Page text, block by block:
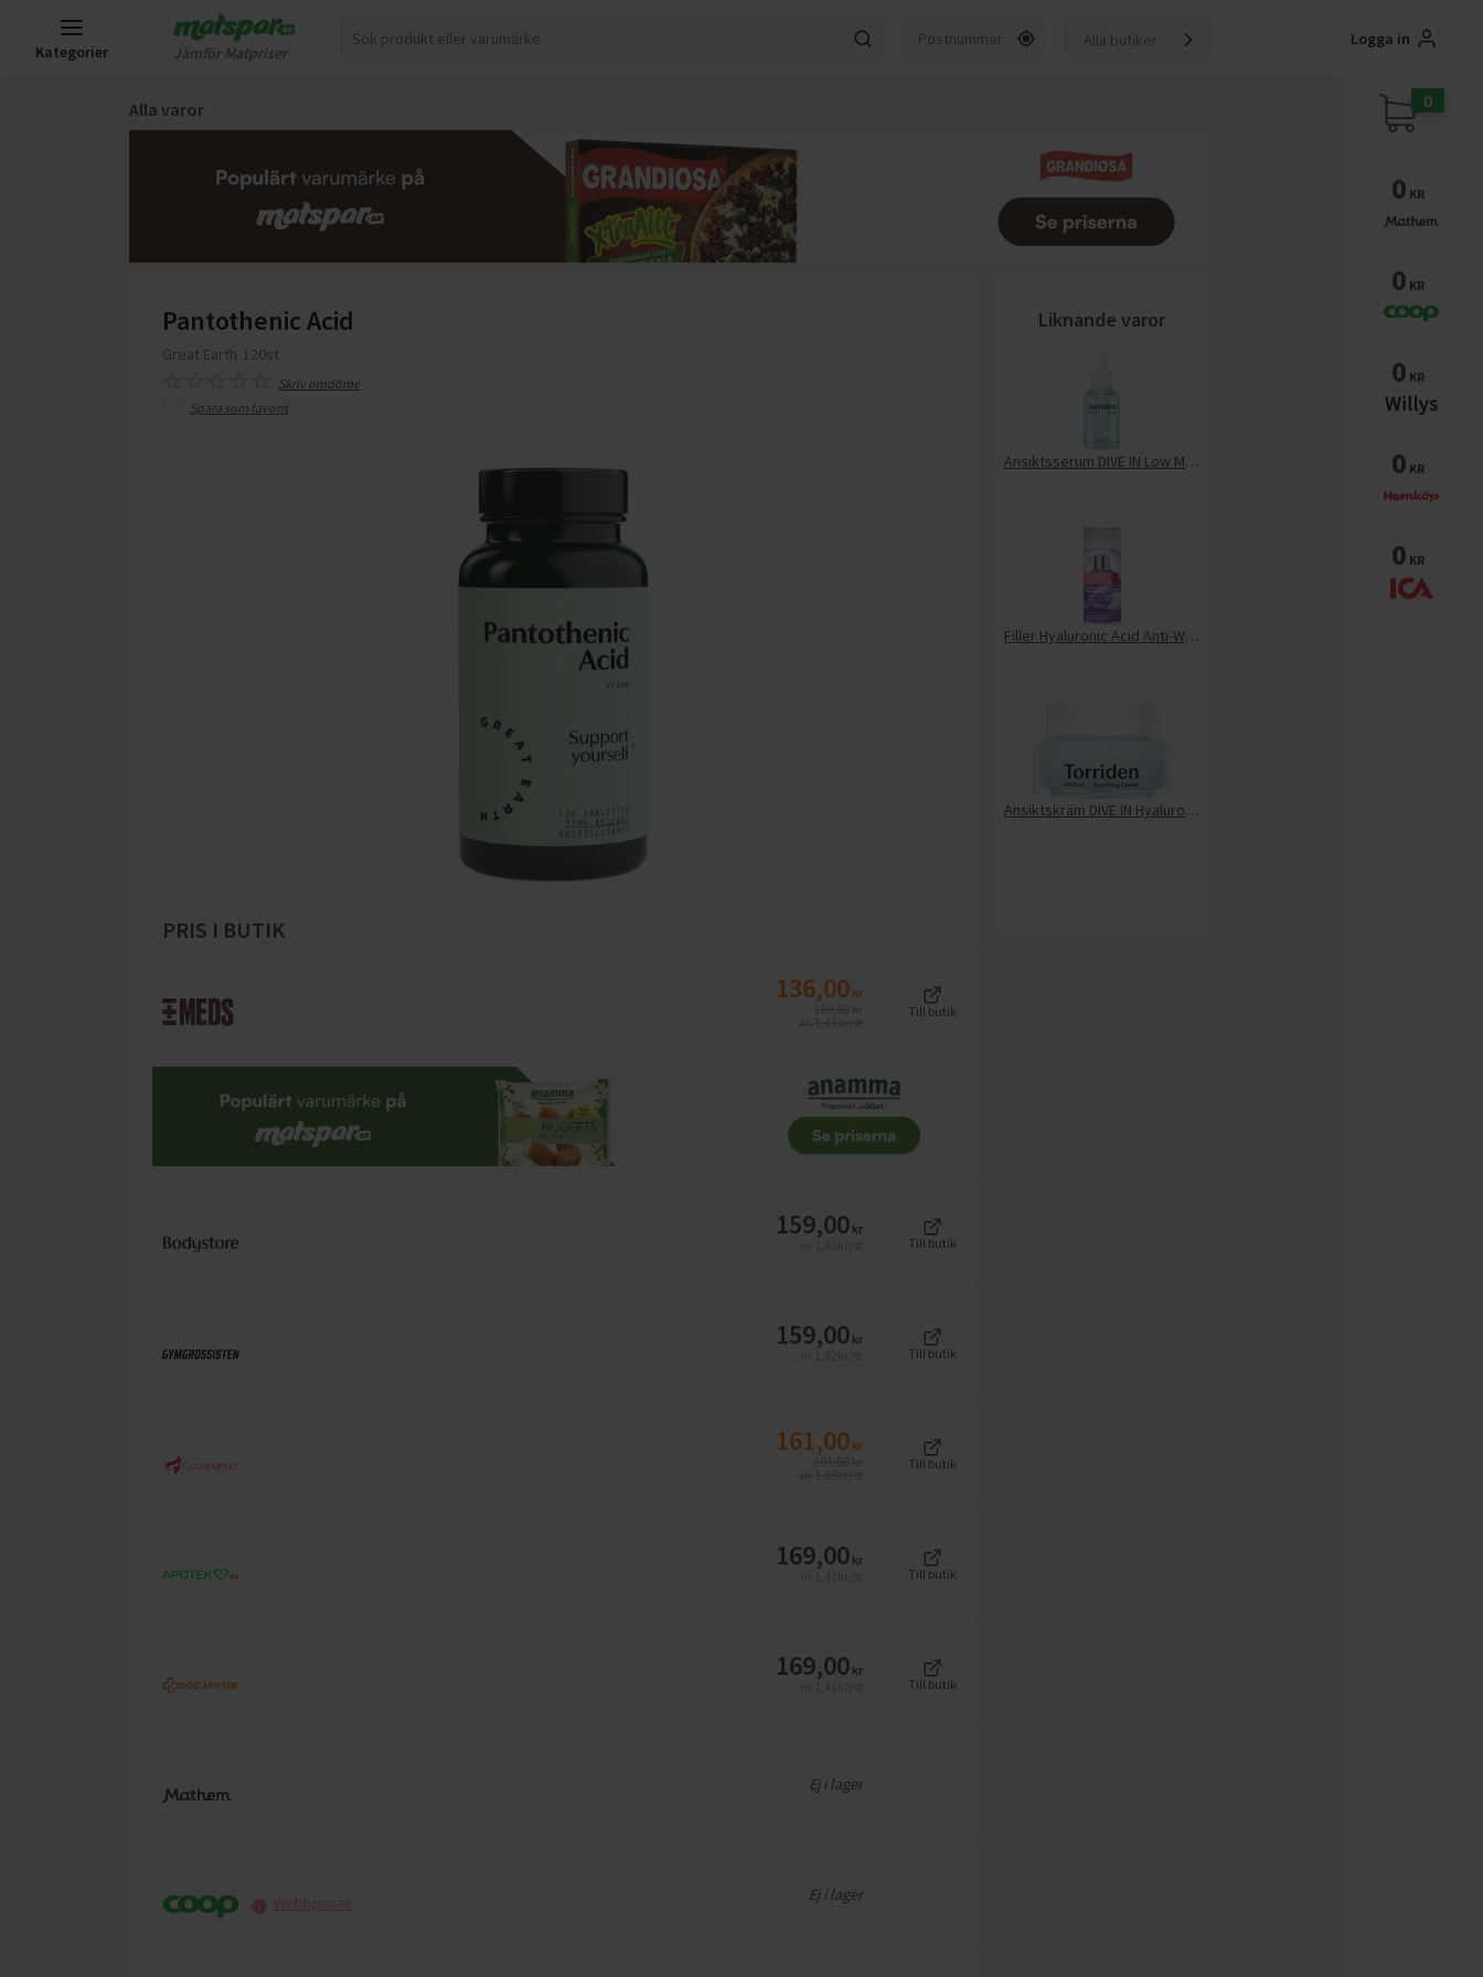
Kategorier Jämför Matpriser
Alla butiker Logga in
Alla varor
Pantothenic Acid
Great Earth 120st
Skriv omdöme
Spara som favorit
Liknande varor
Ansiktsserum DIVE IN Low Molecular Hyaluronic Acid
Filler Hyaluronic Acid Anti-Wrink
Ansiktskräm DIVE IN Hyaluronic Acid Soothing Cream
PRIS I BUTIK
136,00 kr
Till butik
159,00 kr
Till butik
159,00 kr
Till butik
161,00 kr
Till butik
169,00 kr
Till butik
169,00 kr
Till butik
Ej i lager
Webbpriser Ej i lager
0
0 KR
0 KR
0 KR
0 KR
0 KR